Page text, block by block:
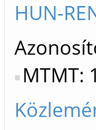
HUN-
MTMT: